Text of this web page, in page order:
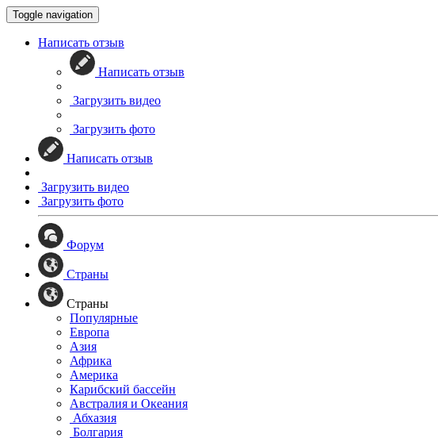
Toggle navigation
Написать отзыв
Написать отзыв
Загрузить видео
Загрузить фото
Написать отзыв
Загрузить видео
Загрузить фото
Форум
Страны
Страны
Популярные
Европа
Азия
Африка
Америка
Карибский бассейн
Австралия и Океания
Абхазия
Болгария